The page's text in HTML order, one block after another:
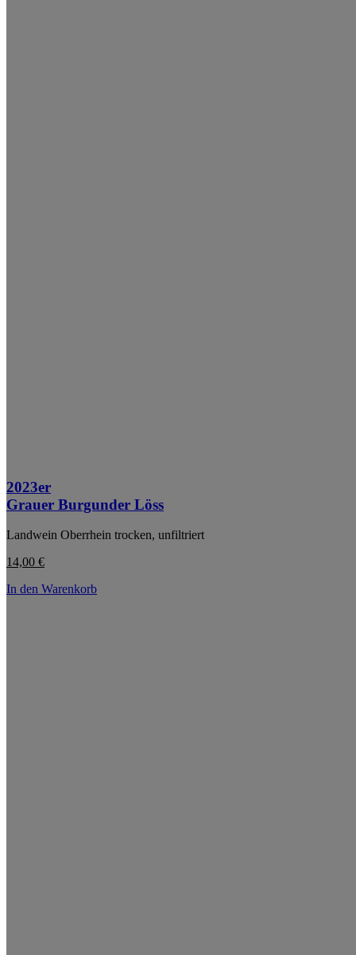
2023er
Grauer Burgunder Löss
Landwein Oberrhein trocken, unfiltriert
14,00 €
In den Warenkorb